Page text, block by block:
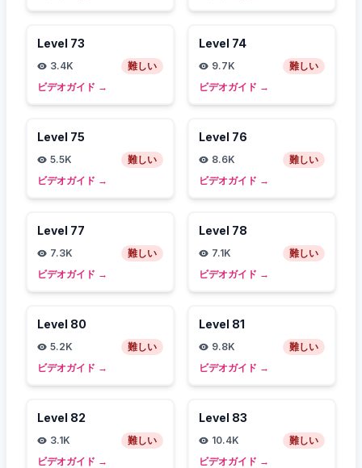
Level 73
3.4K
難しい
ビデオガイド →
Level 74
9.7K
難しい
ビデオガイド →
Level 75
5.5K
難しい
ビデオガイド →
Level 76
8.6K
難しい
ビデオガイド →
Level 77
7.3K
難しい
ビデオガイド →
Level 78
7.1K
難しい
ビデオガイド →
Level 80
5.2K
難しい
ビデオガイド →
Level 81
9.8K
難しい
ビデオガイド →
Level 82
3.1K
難しい
ビデオガイド →
Level 83
10.4K
難しい
ビデオガイド →